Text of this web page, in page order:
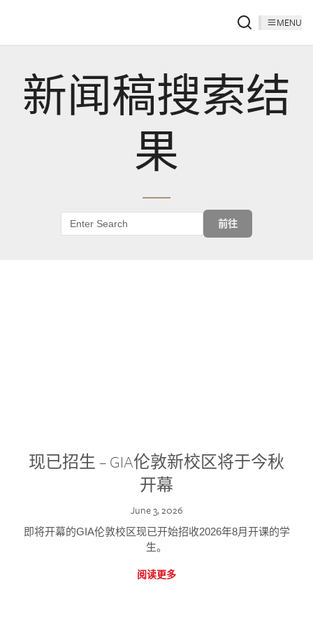
MENU
新闻稿搜索结
果
前往
现已招生 – GIA伦敦新校区将于今秋
开幕
June 3, 2026
即将开幕的GIA伦敦校区现已开始招收2026年8月开课的学
生。
阅读更多